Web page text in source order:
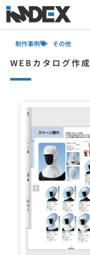
制作事例 その他
WEBカタログ作成